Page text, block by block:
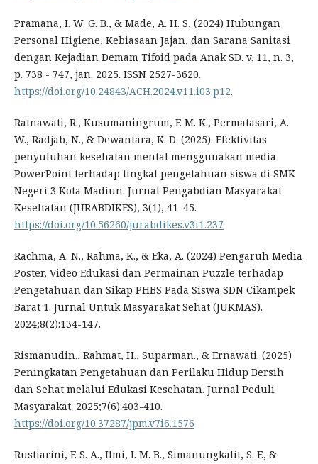
Pramana, I. W. G. B., & Made, A. H. S, (2024) Hubungan
Personal Higiene, Kebiasaan Jajan, dan Sarana Sanitasi
dengan Kejadian Demam Tifoid pada Anak SD. v. 11, n. 3,
p. 738 - 747, jan. 2025. ISSN 2527-3620.
https://doi.org/10.24843/ACH.2024.v11.i03.p12.
Ratnawati, R., Kusumaningrum, F. M. K., Permatasari, A.
W., Radjab, N., & Dewantara, K. D. (2025). Efektivitas
penyuluhan kesehatan mental menggunakan media
PowerPoint terhadap tingkat pengetahuan siswa di SMK
Negeri 3 Kota Madiun. Jurnal Pengabdian Masyarakat
Kesehatan (JURABDIKES), 3(1), 41–45.
https://doi.org/10.56260/jurabdikes.v3i1.237
Rachma, A. N., Rahma, K., & Eka, A. (2024) Pengaruh Media
Poster, Video Edukasi dan Permainan Puzzle terhadap
Pengetahuan dan Sikap PHBS Pada Siswa SDN Cikampek
Barat 1. Jurnal Untuk Masyarakat Sehat (JUKMAS).
2024;8(2):134-147.
Rismanudin., Rahmat, H., Suparman., & Ernawati. (2025)
Peningkatan Pengetahuan dan Perilaku Hidup Bersih
dan Sehat melalui Edukasi Kesehatan. Jurnal Peduli
Masyarakat. 2025;7(6):403-410.
https://doi.org/10.37287/jpm.v7i6.1576
Rustiarini, F. S. A., Ilmi, I. M. B., Simanungkalit, S. F., &